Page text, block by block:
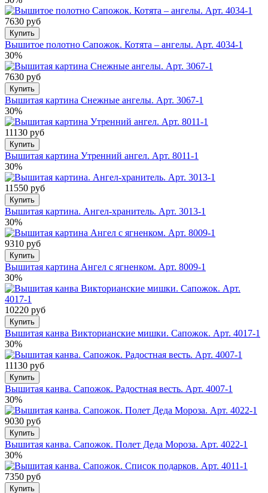
7630 руб
Купить
Вышитое полотно Сапожок. Котята – ангелы. Арт. 4034-1
30%
7630 руб
Купить
Вышитая картина Снежные ангелы. Арт. 3067-1
30%
11130 руб
Купить
Вышитая картина Утренний ангел. Арт. 8011-1
30%
11550 руб
Купить
Вышитая картина. Ангел-хранитель. Арт. 3013-1
30%
9310 руб
Купить
Вышитая картина Ангел с ягненком. Арт. 8009-1
30%
10220 руб
Купить
Вышитая канва Викторианские мишки. Сапожок. Арт. 4017-1
30%
11130 руб
Купить
Вышитая канва. Сапожок. Радостная весть. Арт. 4007-1
30%
9030 руб
Купить
Вышитая канва. Сапожок. Полет Деда Мороза. Арт. 4022-1
30%
7350 руб
Купить